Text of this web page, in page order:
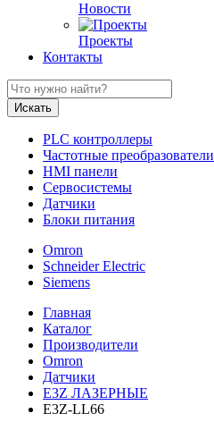
Новости
Проекты
Контакты
PLC контроллеры
Частотные преобразователи
HMI панели
Сервосистемы
Датчики
Блоки питания
Omron
Schneider Electric
Siemens
Главная
Каталог
Производители
Omron
Датчики
E3Z ЛАЗЕРНЫЕ
E3Z-LL66